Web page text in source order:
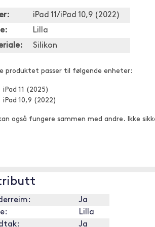
iPad 11/iPad 10,9 (2022)
Lilla
Silikon
produktet passer til følgende enheter:
iPad 11 (2025)
iPad 10,9 (2022)
også fungere sammen med andre. Ikke
Ja
Lilla
Ja